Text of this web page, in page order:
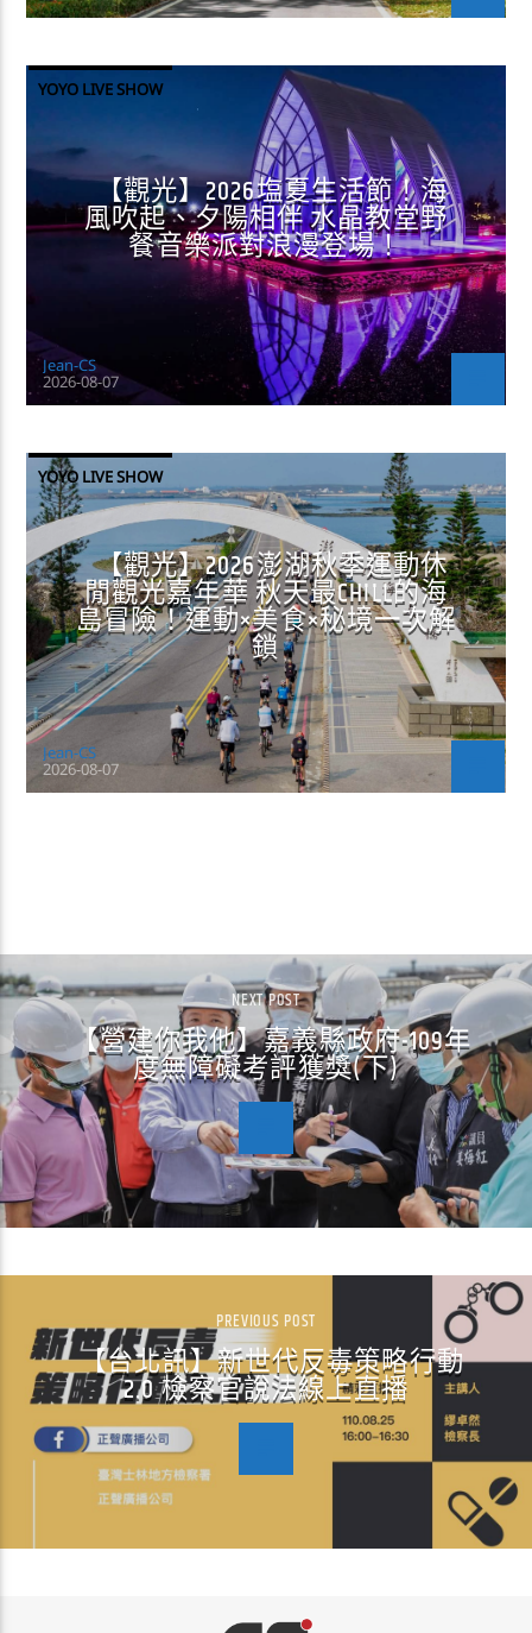
YOYO LIVE SHOW
【觀光】2026塩夏生活節！海
風吹起、夕陽相伴 水晶教堂野
餐音樂派對浪漫登場！
Jean-CS
2026-08-07
YOYO LIVE SHOW
【觀光】2026澎湖秋季運動休
閒觀光嘉年華 秋天最CHILL的海
島冒險！運動×美食×秘境一次解
鎖
Jean-CS
2026-08-07
NEXT POST
【營建你我他】嘉義縣政府-109年
度無障礙考評獲獎(下)
PREVIOUS POST
【台北訊】新世代反毒策略行動
2.0 檢察官說法線上直播